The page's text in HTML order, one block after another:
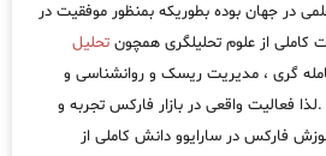
در جهان بوده بطوریکه بمنظور موفقیت در
کاملی از علوم تحلیلگری همچون تحلیل
گری ، مدیریت ریسک و روانشناسی و
فعالیت واقعی در بازار فارکس تجربه و
فارکس در سارایوو دانش کاملی از